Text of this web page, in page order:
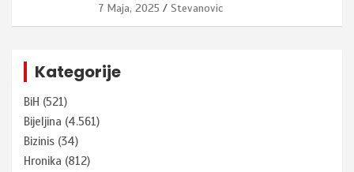
7 Maja, 2025 Stevanovic
Kategorije
BiH (521)
Bijeljina (4.561)
Bizinis (34)
Hronika (812)